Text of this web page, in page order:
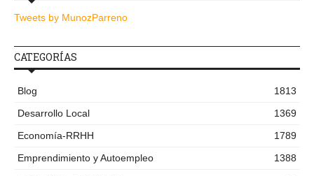
Tweets by MunozParreno
CATEGORÍAS
Blog
1813
Desarrollo Local
1369
Economía-RRHH
1789
Emprendimiento y Autoempleo
1388